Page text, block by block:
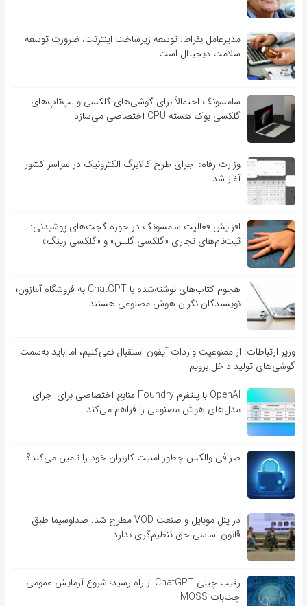
مدیرعامل بقراط: توسعه زیرساخت اینترنت، ضرورت توسعه
سلامت دیجیتال است
سامسونگ احتمالاً برای گوشی‌های گلکسی و لپ‌تاپ‌های
گلکسی بوک هسته CPU اختصاصی می‌سازد
وزارت رفاه: اجرای طرح کالابرگ الکترونیک در سراسر کشور
آغاز شد
افزایش فعالیت سامسونگ در حوزه گجت‌های پوشیدنی:
ثبت‌نام‌های تجاری «گلکسی گلس» و «گلکسی رینگ»
هجوم کتاب‌های نوشته‌شده با ChatGPT به فروشگاه آمازون؛
نویسندگان نگران هوش مصنوعی هستند
وزیر ارتباطات: از ممنوعیت واردات آیفون استقبال نمی‌کنیم، اما باید به‌سمت
گوشی‌های تولید داخل برویم
OpenAI با پلتفرم Foundry منابع اختصاصی برای اجرای
مدل‌های هوش مصنوعی را فراهم می‌کند
صرافی والکس چطور امنیت کاربران خود را تامین می‌کند؟
در پنل موبایل و صنعت VOD مطرح شد: صداوسیما طبق
قانون اساسی حق تنظیم‌گری ندارد
رقیب چینی ChatGPT از راه رسید؛ شروع آزمایش عمومی
چت‌بات MOSS